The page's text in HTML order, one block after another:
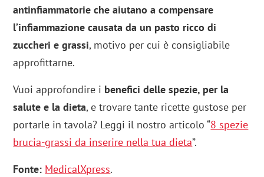
antinfiammatorie che aiutano a compensare
l’infiammazione causata da un pasto ricco di
zuccheri e grassi, motivo per cui è consigliabile
approfittarne.
Vuoi approfondire i benefici delle spezie, per la
salute e la dieta, e trovare tante ricette gustose per
portarle in tavola? Leggi il nostro articolo “8 spezie
brucia-grassi da inserire nella tua dieta”.
Fonte: MedicalXpress.